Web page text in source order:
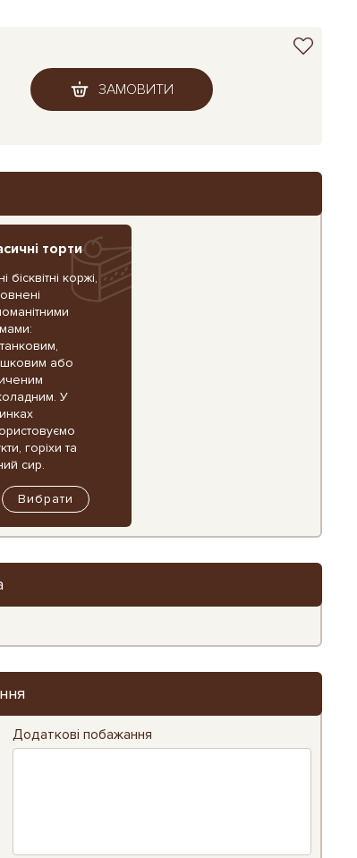
ЗАМОВИТИ
торти
бісквітні коржі,
або
У
горіхи та
сир.
Вибрати
Додаткові побажання